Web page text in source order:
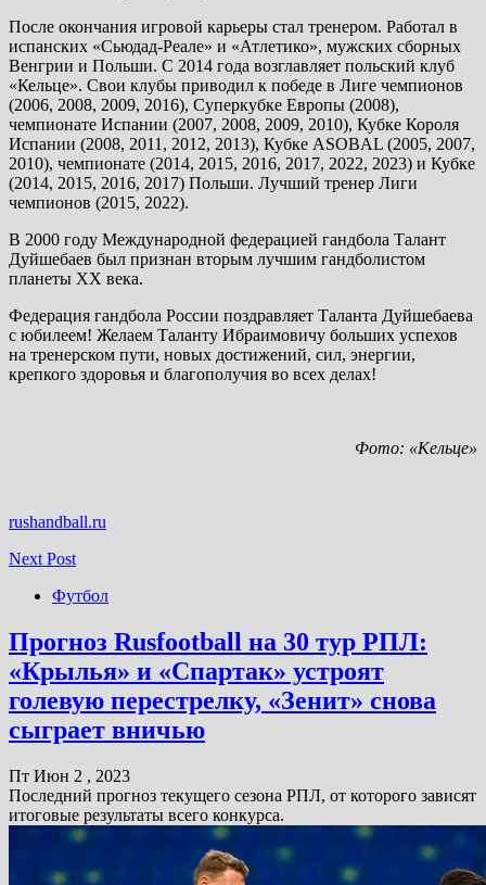
После окончания игровой карьеры стал тренером. Работал в
испанских «Сьюдад-Реале» и «Атлетико», мужских сборных
Венгрии и Польши. С 2014 года возглавляет польский клуб
«Кельце». Свои клубы приводил к победе в Лиге чемпионов
(2006, 2008, 2009, 2016), Суперкубке Европы (2008),
чемпионате Испании (2007, 2008, 2009, 2010), Кубке Короля
Испании (2008, 2011, 2012, 2013), Кубке ASOBAL (2005, 2007,
2010), чемпионате (2014, 2015, 2016, 2017, 2022, 2023) и Кубке
(2014, 2015, 2016, 2017) Польши. Лучший тренер Лиги
чемпионов (2015, 2022).
В 2000 году Международной федерацией гандбола Талант
Дуйшебаев был признан вторым лучшим гандболистом
планеты ХХ века.
Федерация гандбола России поздравляет Таланта Дуйшебаева
с юбилеем! Желаем Таланту Ибраимовичу больших успехов
на тренерском пути, новых достижений, сил, энергии,
крепкого здоровья и благополучия во всех делах!
Фото: «Кельце»
rushandball.ru
Next Post
Футбол
Прогноз Rusfootball на 30 тур РПЛ:
«Крылья» и «Спартак» устроят
голевую перестрелку, «Зенит» снова
сыграет вничью
Пт Июн 2 , 2023
Последний прогноз текущего сезона РПЛ, от которого зависят
итоговые результаты всего конкурса.